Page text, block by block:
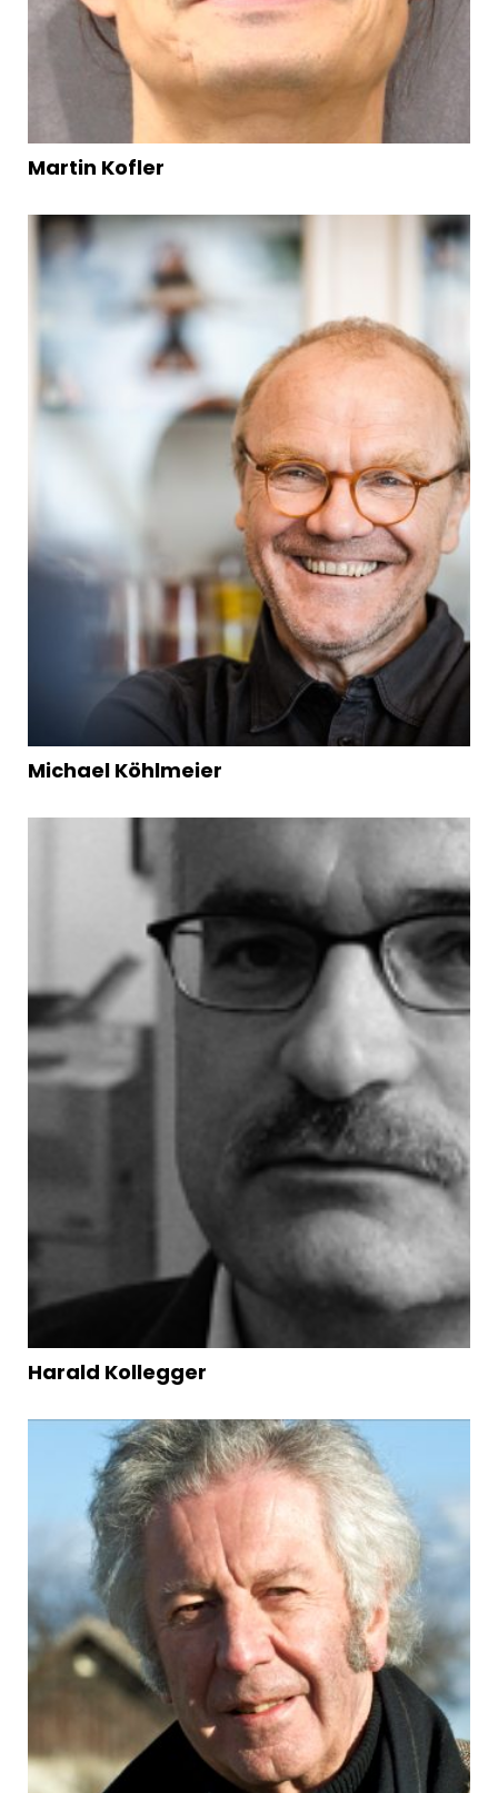
Martin Kofler
Michael Köhlmeier
Harald Kollegger